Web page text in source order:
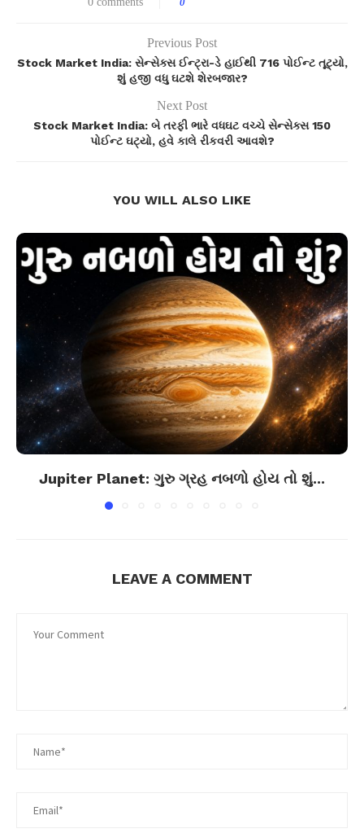
Previous Post
Stock Market India: સેન્સેક્સ ઈન્ટ્રા-ડે હાઈથી 716 પોઈન્ટ તૂટ્યો,
શું હજી વધુ ઘટશે શેરબજાર?
Next Post
Stock Market India: બે તરફી ભારે વધઘટ વચ્ચે સેન્સેક્સ 150
પોઈન્ટ ઘટ્યો, હવે કાલે રીકવરી આવશે?
YOU WILL ALSO LIKE
Jupiter Planet: ગુરુ ગ્રહ નબળો હોય તો શું...
LEAVE A COMMENT